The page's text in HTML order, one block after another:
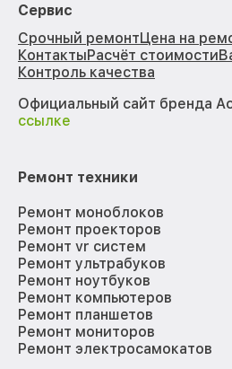
Сервис
Срочный ремонтЦена на
КонтактыРасчёт стоимости
Контроль качества
Официальный сайт бренда
ссылке
Ремонт техники
Ремонт моноблоков
Ремонт проекторов
Ремонт vr систем
Ремонт ультрабуков
Ремонт ноутбуков
Ремонт компьютеров
Ремонт планшетов
Ремонт мониторов
Ремонт электросамокатов